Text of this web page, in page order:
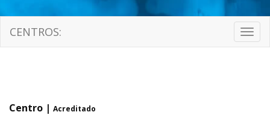
CENTROS:
Centro | Acreditado